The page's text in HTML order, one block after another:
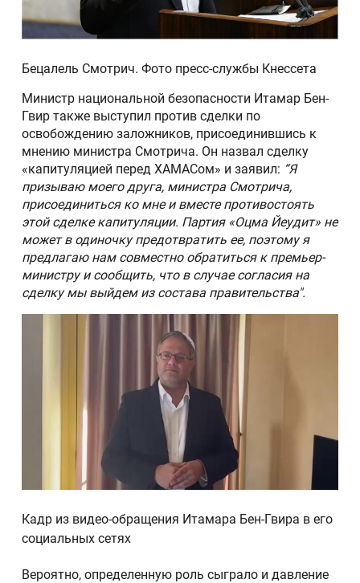
Бецалель Смотрич. Фото пресс-службы Кнессета
Министр национальной безопасности Итамар Бен-
Гвир также выступил против сделки по
освобождению заложников, присоединившись к
мнению министра Смотрича. Он назвал сделку
«капитуляцией перед ХАМАСом» и заявил: “Я
призываю моего друга, министра Смотрича,
присоединиться ко мне и вместе противостоять
этой сделке капитуляции. Партия «Оцма Йеудит» не
может в одиночку предотвратить ее, поэтому я
предлагаю нам совместно обратиться к премьер-
министру и сообщить, что в случае согласия на
сделку мы выйдем из состава правительства".
Кадр из видео-обращения Итамара Бен-Гвира в его
социальных сетях
Вероятно, определенную роль сыграло и давление